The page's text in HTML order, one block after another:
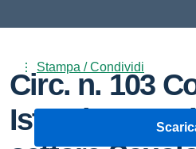
Circ. n. 103
Istruzione e
Stampa / Condividi